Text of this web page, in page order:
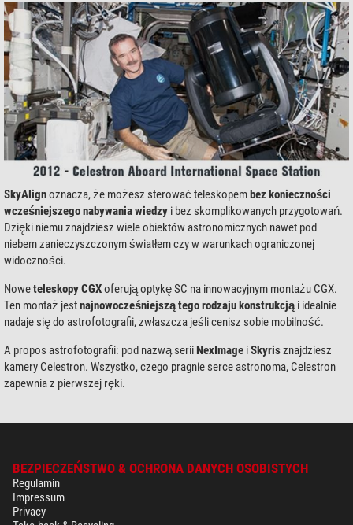
SkyAlignoznacza, że możesz sterować teleskopembez konieczności
wcześniejszego nabywania wiedzy i bez skomplikowanych przygotowań.
Dzięki niemu znajdziesz wiele obiektów astronomicznych nawet pod
niebem zanieczyszczonym światłem czy w warunkach ograniczonej
widoczności.
Noweteleskopy CGXoferują optykę SC na innowacyjnym montażu CGX.
Ten montaż jestnajnowocześniejszą tego rodzaju konstrukcjąi idealnie
nadaje się do astrofotografii, zwłaszcza jeśli cenisz sobie mobilność.
A propos astrofotografii: pod nazwą seriiNexImage iSkyrisznajdziesz
kamery Celestron. Wszystko, czego pragnie serce astronoma, Celestron
zapewnia z pierwszej ręki.
BEZPIECZEŃSTWO & OCHRONA DANYCH OSOBISTYCH
Regulamin
Impressum
Privacy